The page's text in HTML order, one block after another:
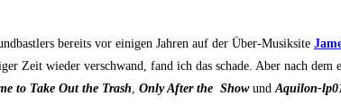
bereits vor eini­gen Jah­ren auf der Über-Musik­si­te
Zeit wie­der ver­schwand, fand ich das scha­de. Aber nach
to Take Out the Trash Only After the Showund Aqui­lon-